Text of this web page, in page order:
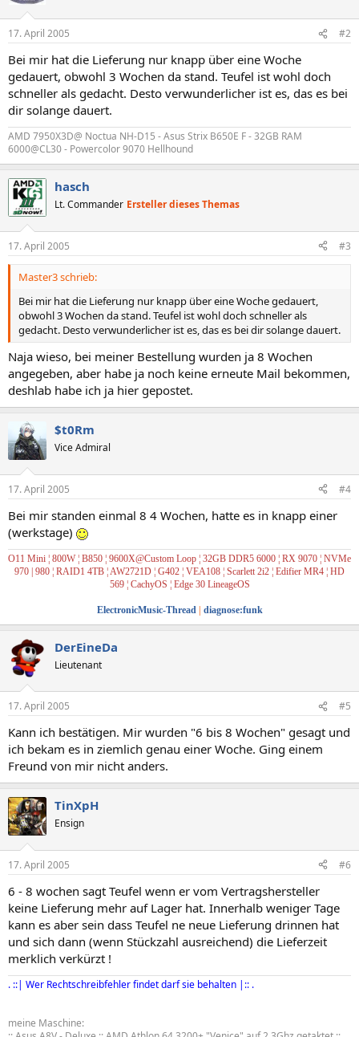
17. April 2005 #2
Bei mir hat die Lieferung nur knapp über eine Woche
gedauert, obwohl 3 Wochen da stand. Teufel ist wohl doch
schneller als gedacht. Desto verwunderlicher ist es, das es bei
dir solange dauert.
AMD 7950X3D@ Noctua NH-D15 - Asus Strix B650E F - 32GB RAM
6000@CL30 - Powercolor 9070 Hellhound
hasch
Lt. Commander Ersteller dieses Themas
17. April 2005 #3
Master3 schrieb:
Bei mir hat die Lieferung nur knapp über eine Woche gedauert,
obwohl 3 Wochen da stand. Teufel ist wohl doch schneller als
gedacht. Desto verwunderlicher ist es, das es bei dir solange dauert.
Naja wieso, bei meiner Bestellung wurden ja 8 Wochen
angegeben, aber habe ja noch keine erneute Mail bekommen,
deshlab habe ich ja hier gepostet.
$t0Rm
Vice Admiral
17. April 2005 #4
Bei mir standen einmal 8 4 Wochen, hatte es in knapp einer
(werkstage)
O11 Mini ¦ 800W ¦ B850 ¦ 9600X@Custom Loop ¦ 32GB DDR5 6000 ¦ RX 9070 ¦ NVMe
970 | 980 ¦ RAID1 4TB ¦ AW2721D ¦ G402 ¦ VEA108 ¦ Scarlett 2i2 ¦ Edifier MR4 ¦ HD
569 ¦ CachyOS ¦ Edge 30 LineageOS
ElectronicMusic-Thread | diagnose:funk
DerEineDa
Lieutenant
17. April 2005 #5
Kann ich bestätigen. Mir wurden "6 bis 8 Wochen" gesagt und
ich bekam es in ziemlich genau einer Woche. Ging einem
Freund von mir nicht anders.
TinXpH
Ensign
17. April 2005 #6
6 - 8 wochen sagt Teufel wenn er vom Vertragshersteller
keine Lieferung mehr auf Lager hat. Innerhalb weniger Tage
kann es aber sein dass Teufel ne neue Lieferung drinnen hat
und sich dann (wenn Stückzahl ausreichend) die Lieferzeit
merklich verkürzt !
. ::| Wer Rechtschreibfehler findet darf sie behalten |:: .
meine Maschine: